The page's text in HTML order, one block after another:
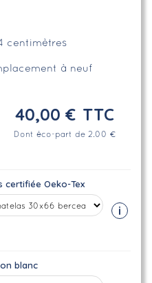
centimètres
à neuf
40,00 € TTC
Dont éco-part de 2.00 €
certifiée Oeko-Tex
i
blanc